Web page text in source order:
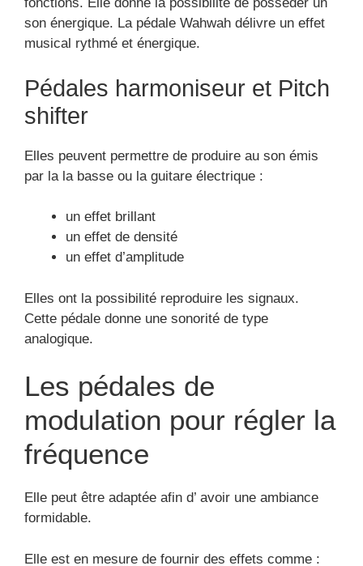
Elles ont la possibilité reproduire les signaux.
Cette pédale donne une sonorité de type
Les pédales de
modulation pour régler la
fréquence
Elle peut être adaptée afin d’ avoir une ambiance
formidable.
Elle est en mesure de fournir des effets comme :
le chorus
le tremolo
le flanger
Les pédales d’effet de chorus
et de flanger
Ces 2 effets sont constamment mélangés par les
passionnés de guitares.